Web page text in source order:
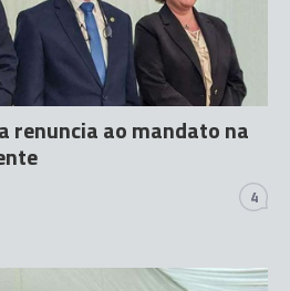
renuncia ao mandato na
4